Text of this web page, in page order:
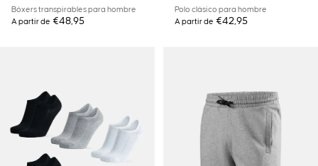
Bóxers transpirables para hombre
A partir de €48,95
Polo clásico para hombre
A partir de €42,95